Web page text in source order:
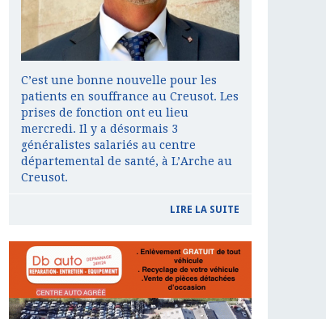
C’est une bonne nouvelle pour les
patients en souffrance au Creusot. Les
prises de fonction ont eu lieu
mercredi. Il y a désormais 3
généralistes salariés au centre
départemental de santé, à L’Arche au
Creusot.
LIRE LA SUITE